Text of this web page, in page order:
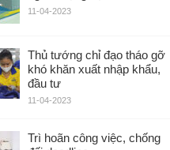
11-04-2023
Thủ tướng chỉ đạo tháo gỡ
khó khăn xuất nhập khẩu,
đầu tư
11-04-2023
Trì hoãn công việc, chống